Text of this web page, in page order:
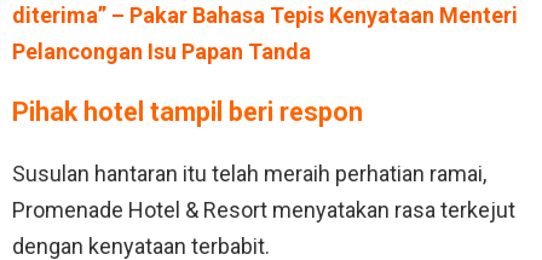
diterima” – Pakar Bahasa Tepis Kenyataan Menteri
Pelancongan Isu Papan Tanda
Pihak hotel tampil beri respon
Susulan hantaran itu telah meraih perhatian ramai,
Promenade Hotel & Resort menyatakan rasa terkejut
dengan kenyataan terbabit.